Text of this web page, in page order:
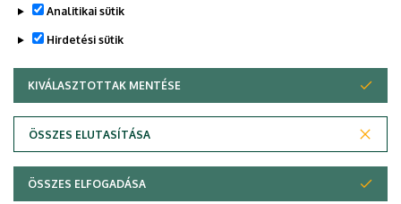
Analitikai sütik
Hirdetési sütik
KIVÁLASZTOTTAK MENTÉSE
ÖSSZES ELUTASÍTÁSA
WITHDRAW CONSENT
ÖSSZES ELFOGADÁSA